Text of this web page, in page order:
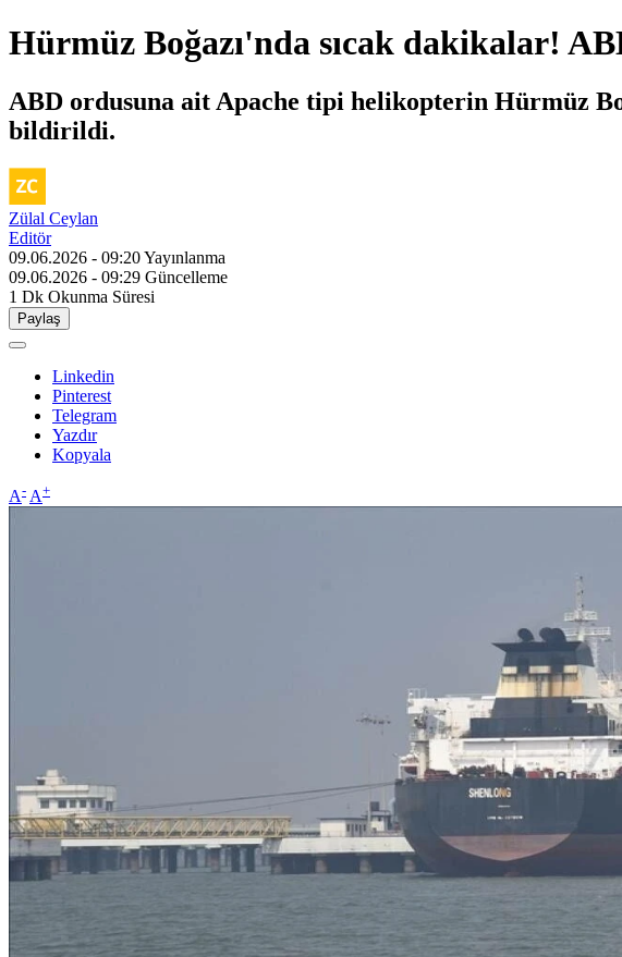
Hürmüz Boğazı'nda sıcak dakikalar!
ABD ordusuna ait Apache tipi helikopterin Hürmüz
bildirildi.
Zülal Ceylan
Editör
09.06.2026 - 09:20Yayınlanma
09.06.2026 - 09:29 Güncelleme
1 Dk Okunma Süresi
Paylaş
Linkedin
Pinterest
Telegram
Yazdır
Kopyala
A- A+